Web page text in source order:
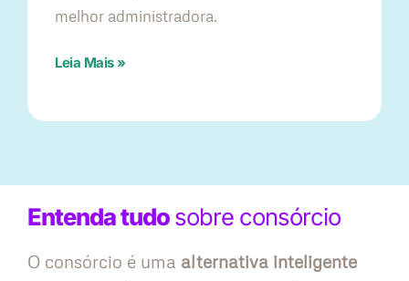
melhor administradora.
Leia Mais »
Entenda tudosobre consórcio
O consórcio é uma alternativa inteligente